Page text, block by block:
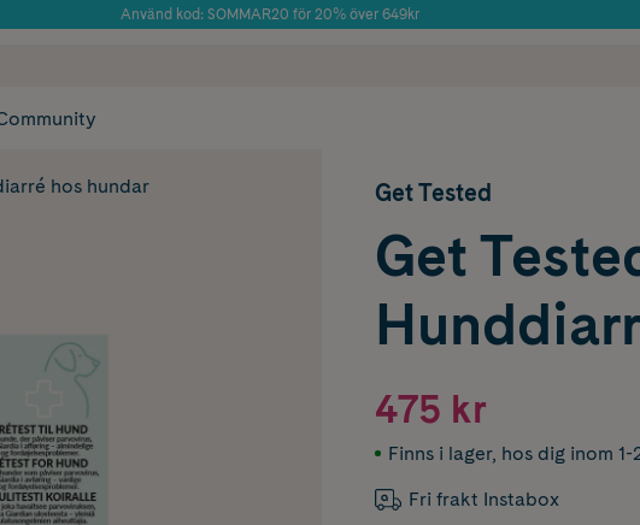
Använd kod: SOMMAR20 för 20% över 649kr
hos hundar Get Tested
Get
475 kr
Finns i lager, hos dig inom
Fri frakt Instabox